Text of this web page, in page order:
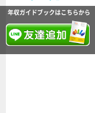
年収ガイドブックはこちらから